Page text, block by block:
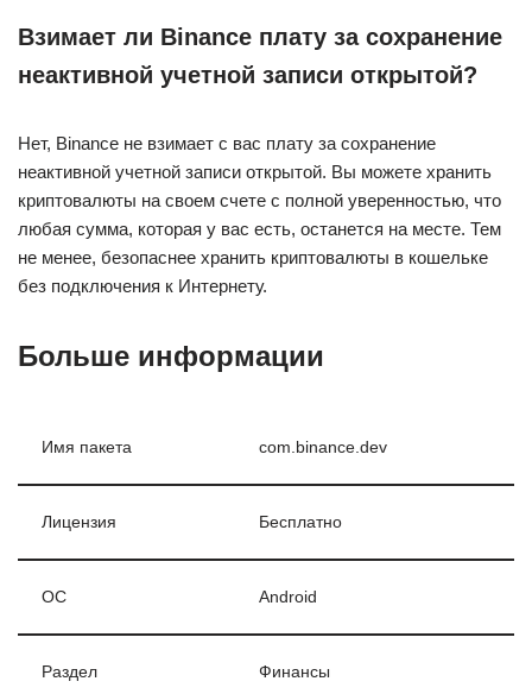
Взимает ли Binance плату за сохранение
неактивной учетной записи открытой?
Нет, Binance не взимает с вас плату за сохранение
неактивной учетной записи открытой. Вы можете хранить
криптовалюты на своем счете с полной уверенностью, что
любая сумма, которая у вас есть, останется на месте. Тем
не менее, безопаснее хранить криптовалюты в кошельке
без подключения к Интернету.
Больше информации
Имя пакета com.binance.dev
Лицензия Бесплатно
ОС Android
Раздел Финансы